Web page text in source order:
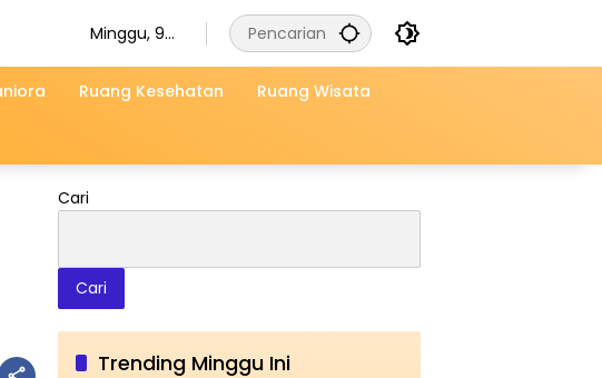
Minggu, 9
Ruang Kesehatan Ruang Wisata
Cari
Cari
Trending Minggu Ini